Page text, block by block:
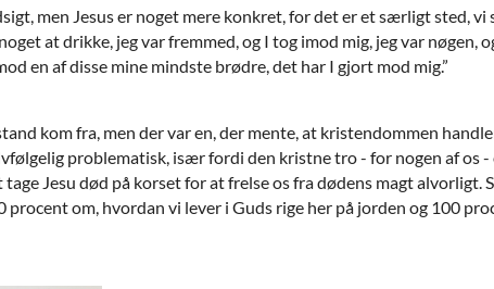
men Jesus er noget mere konkret, for det er et særligt sted, vi
at drikke, jeg var fremmed, og I tog imod mig, jeg var nøgen,
en af disse mine mindste brødre, det har I gjort mod mig.”
kom fra, men der var en, der mente, at kristendommen
problematisk, især fordi den kristne tro - for nogen af
Jesu død på korset for at frelse os fra dødens magt alvorligt.
om, hvordan vi lever i Guds rige her på jorden og 100